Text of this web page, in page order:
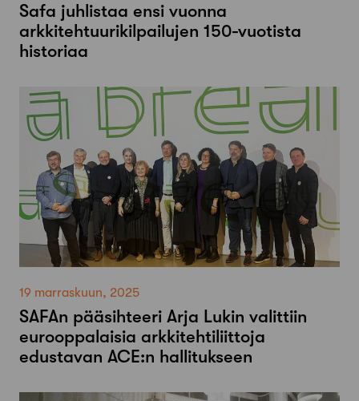
Safa juhlistaa ensi vuonna
arkkitehtuurikilpailujen 150-vuotista
historiaa
19 marraskuun, 2025
SAFAn pääsihteeri Arja Lukin valittiin
eurooppalaisia arkkitehtiliittoja
edustavan ACE:n hallitukseen